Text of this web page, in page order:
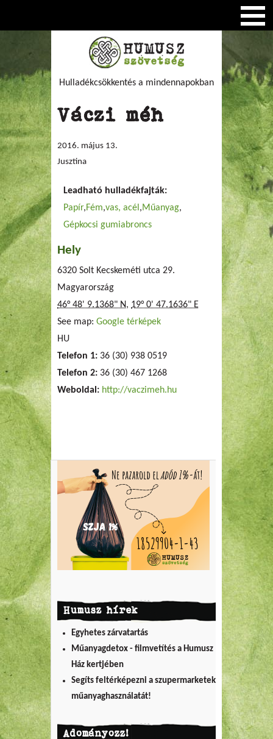
Hulladékcsökkentés a mindennapokban
Váczi méh
2016. május 13.
Jusztina
Leadható hulladékfajták:
Papír Fém vas, acél
Műanyag
Gépkocsi gumiabroncs
Hely
6320 Solt Kecskeméti utca 29.
Magyarország
46° 48' 9.1368" N, 19° 0' 47.1636" E
See map: Google térképek
HU
Telefon 1: 36 (30) 938 0519
Telefon 2: 36 (30) 467 1268
Weboldal: http://vaczimeh.hu
Humusz hírek
Egyhetes zárvatartás
Műanyagdetox - filmvetítés a Humusz
Ház kertjében
Segíts feltérképezni a szupermarketek
műanyaghasználatát!
Adományozz!